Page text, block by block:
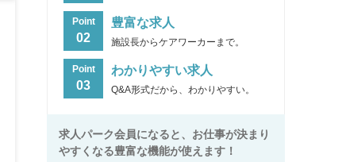
Point
02
豊富な求人
施設長からケアワーカーまで。
Point
03
わかりやすい求人
Q&A形式だから、わかりやすい。
求人パーク会員になると、お仕事が決まり
やすくなる豊富な機能が使えます！